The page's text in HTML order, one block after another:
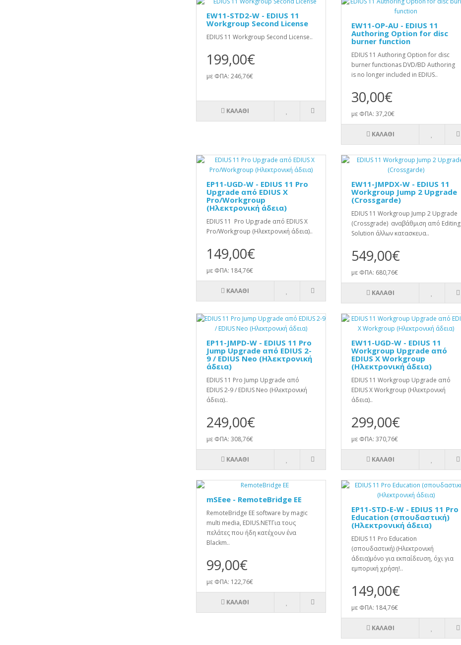
EW11-STD2-W - EDIUS 11
Workgroup Second License
EDIUS 11 Workgroup Second License..
199,00€
με ΦΠΑ: 246,76€
ΚΑΛΆΘΙ
EW11-OP-AU - EDIUS 11
Authoring Option for disc
burner function
EDIUS 11 Authoring Option for disc
burner functionas DVD/BD Authoring
is no longer included in EDIUS..
30,00€
με ΦΠΑ: 37,20€
ΚΑΛΆΘΙ
EP11-UGD-W - EDIUS 11 Pro
Upgrade από EDIUS X
Pro/Workgroup
(Ηλεκτρονική άδεια)
EDIUS 11 Pro Upgrade από EDIUS X
Pro/Workgroup (Ηλεκτρονική άδεια)..
149,00€
με ΦΠΑ: 184,76€
ΚΑΛΆΘΙ
EW11-JMPDX-W - EDIUS 11
Workgroup Jump 2 Upgrade
(Crossgarde)
EDIUS 11 Workgroup Jump 2 Upgrade
(Crossgrade) αναβάθμιση από Editing
Solution άλλων κατασκευα..
549,00€
με ΦΠΑ: 680,76€
ΚΑΛΆΘΙ
EP11-JMPD-W - EDIUS 11 Pro
Jump Upgrade από EDIUS 2-
9 / EDIUS Neo (Ηλεκτρονική
άδεια)
EDIUS 11 Pro Jump Upgrade από
EDIUS 2-9 / EDIUS Neo (Ηλεκτρονική
άδεια)..
249,00€
με ΦΠΑ: 308,76€
ΚΑΛΆΘΙ
EW11-UGD-W - EDIUS 11
Workgroup Upgrade από
EDIUS X Workgroup
(Ηλεκτρονική άδεια)
EDIUS 11 Workgroup Upgrade από
EDIUS X Workgroup (Ηλεκτρονική
άδεια)..
299,00€
με ΦΠΑ: 370,76€
ΚΑΛΆΘΙ
mSEee - RemoteBridge EE
RemoteBridge EE software by magic
multi media, EDIUS.NETΓια τους
πελάτες που ήδη κατέχουν ένα
Blackm..
99,00€
με ΦΠΑ: 122,76€
ΚΑΛΆΘΙ
EP11-STD-E-W - EDIUS 11 Pro
Education (σπουδαστική)
(Ηλεκτρονική άδεια)
EDIUS 11 Pro Education
(σπουδαστική) (Ηλεκτρονική
άδεια)μόνο για εκπαίδευση, όχι για
εμπορική χρήση!..
149,00€
με ΦΠΑ: 184,76€
ΚΑΛΆΘΙ